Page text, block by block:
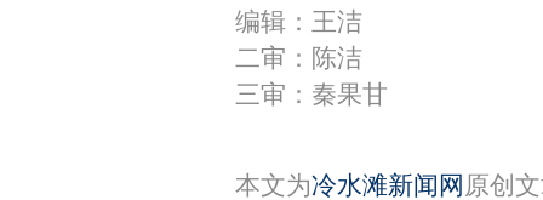
编辑：王洁
二审：陈洁
三审：秦果甘
本文为冷水滩新闻网 原创